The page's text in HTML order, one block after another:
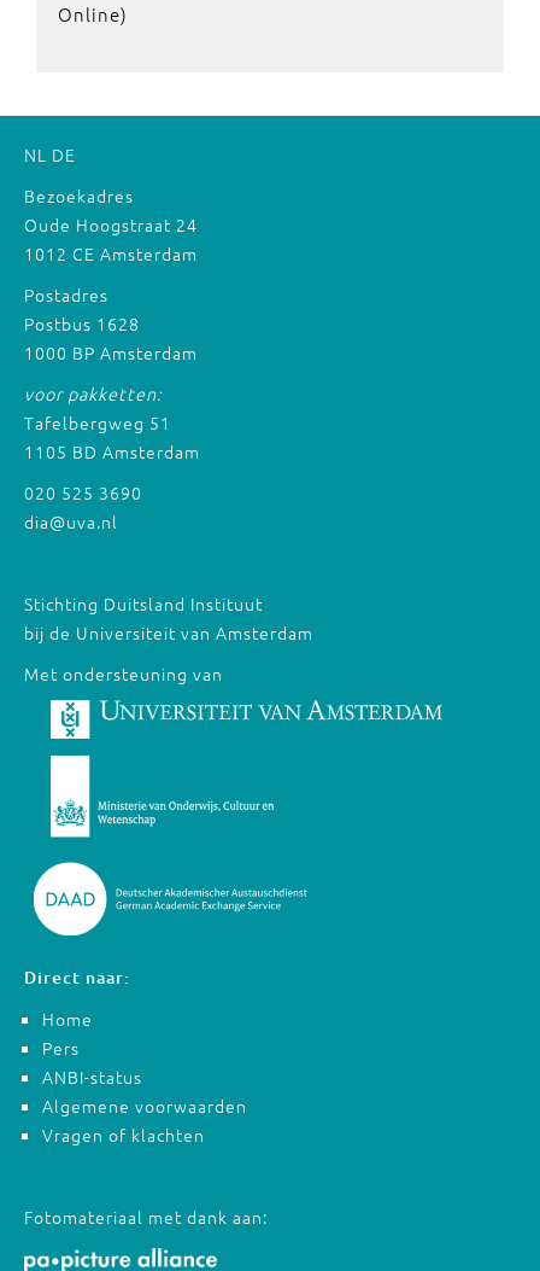
Online)
NL DE
Bezoekadres
Oude Hoogstraat 24
1012 CE Amsterdam
Postadres
Postbus 1628
1000 BP Amsterdam
voor pakketten:
Tafelbergweg 51
1105 BD Amsterdam
020 525 3690
dia@uva.nl
Stichting Duitsland Instituut
bij de Universiteit van Amsterdam
Met ondersteuning van
Direct naar:
Home
Pers
ANBI-status
Algemene voorwaarden
Vragen of klachten
Fotomateriaal met dank aan: